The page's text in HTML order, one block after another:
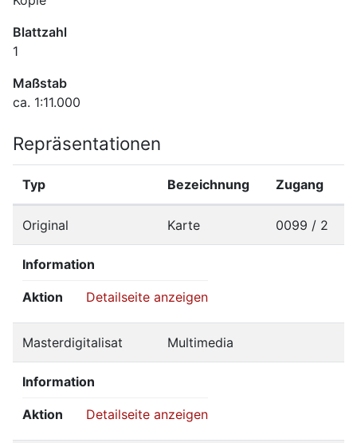
Blattzahl
1
Maßstab
ca. 1:11.000
Repräsentationen
Typ Bezeichnung Zugang
Original Karte 0099 / 2
Information
Aktion Detailseite anzeigen
Masterdigitalisat Multimedia
Information
Aktion Detailseite anzeigen